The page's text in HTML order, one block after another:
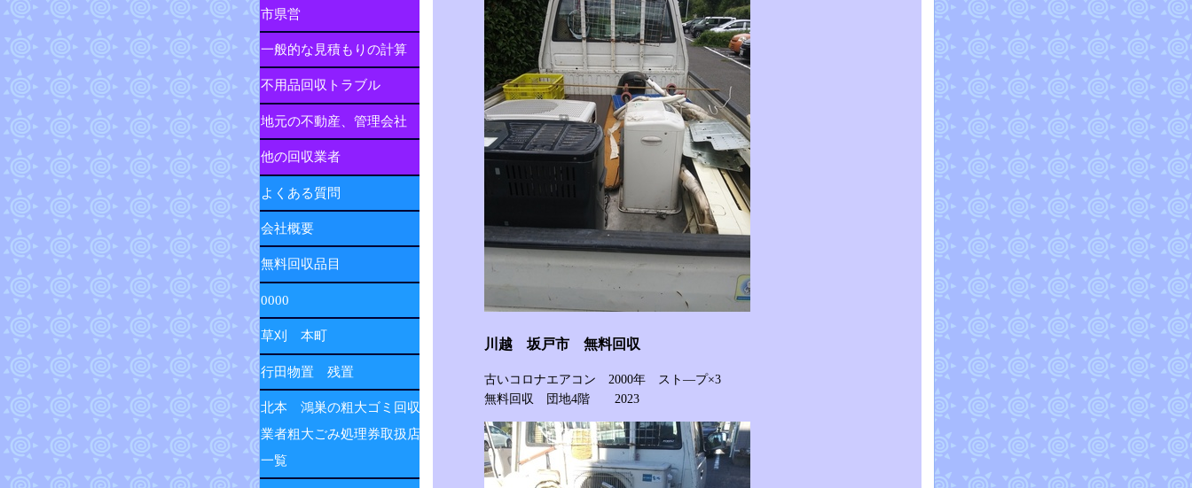
川越 坂戸市 無料回収
古いコロナエアコン 2000年 スト―プ×3
無料回収 団地4階 2023
市県営
一般的な見積もりの計算
不用品回収トラブル
地元の不動産、管理会社
他の回収業者
よくある質問
会社概要
無料回収品目
0000
草刈 本町
行田物置 残置
北本 鴻巣の粗大ゴミ回収
業者粗大ごみ処理券取扱店
一覧